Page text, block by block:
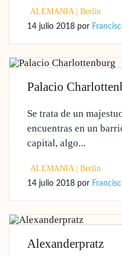
ALEMANIA| Berlín
14 julio 2018 por
Palacio
Se trata de un
encuentras en un
capital, algo...
ALEMANIA| Berlín
14 julio 2018 por
Alexanderpratz